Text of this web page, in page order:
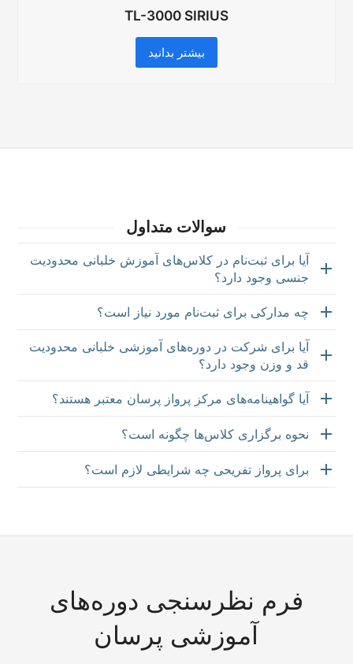
TL-3000 SIRIUS
بیشتر بدانید
سوالات متداول
آیا برای ثبت‌نام در کلاس‌های آموزش خلبانی محدودیت
جنسی وجود دارد؟
چه مدارکی برای ثبت‌نام مورد نیاز است؟
آیا برای شرکت در دوره‌های آموزشی خلبانی محدودیت
قد و وزن وجود دارد؟
آیا گواهینامه‌های مرکز پرواز پرسان معتبر هستند؟
نحوه برگزاری کلاس‌ها چگونه است؟
برای پرواز تفریحی چه شرایطی لازم است؟
فرم نظرسنجی دوره‌های
آموزشی پرسان